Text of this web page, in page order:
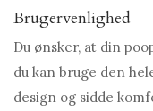
Brugervenlighed
Du ønsker, at din
du kan bruge den
design og sidde